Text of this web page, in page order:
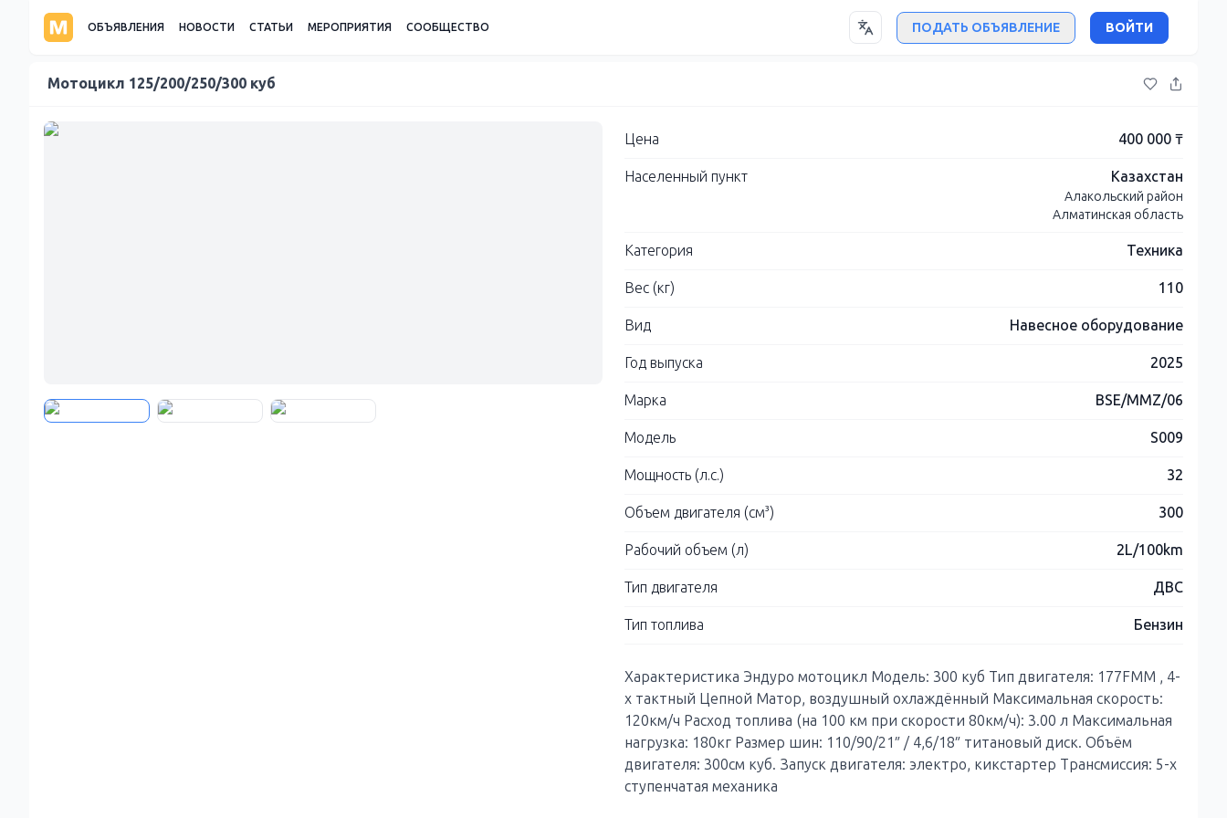
ОБЪЯВЛЕНИЯ НОВОСТИ СТАТЬИ МЕРОПРИЯТИЯ СООБЩЕСТВО ПОДАТЬ ОБЪЯВЛЕНИЕ ВОЙТИ
Мотоцикл 125/200/250/300 куб
Цена 400 000 ₸
Населенный пункт Казахстан
Алакольский район
Алматинская область
Категория Техника
Вес (кг) 110
Вид Навесное оборудование
Год выпуска 2025
Марка BSE/MMZ/06
Модель S009
Мощность (л.с.) 32
Объем двигателя (см³) 300
Рабочий объем (л) 2L/100km
Тип двигателя ДВС
Тип топлива Бензин
Характеристика Эндуро мотоцикл Модель: 300 куб Тип двигателя: 177FMM , 4-
х тактный Цепной Матор, воздушный охлаждённый Максимальная скорость:
120км/ч Расход топлива (на 100 км при скорости 80км/ч): 3.00 л Максимальная
нагрузка: 180кг Размер шин: 110/90/21″ / 4,6/18″ титановый диск. Объём
двигателя: 300см куб. Запуск двигателя: электро, кикстартер Трансмиссия: 5-х
ступенчатая механика